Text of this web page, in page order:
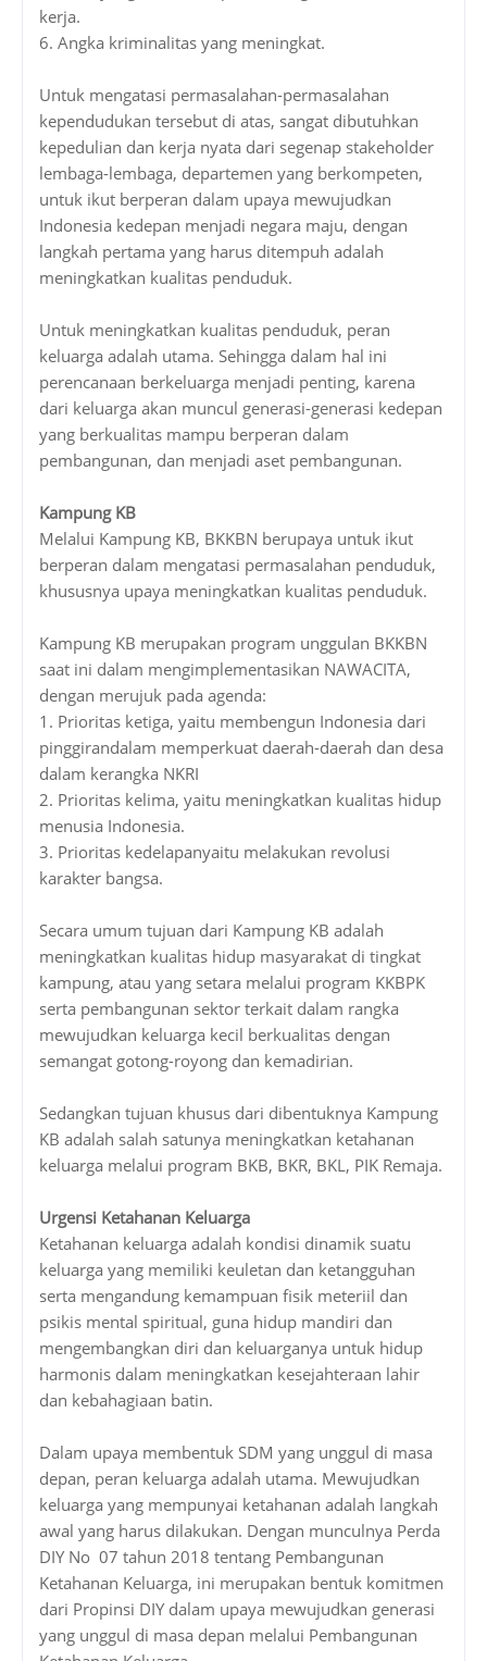
kerja.
6. Angka kriminalitas yang meningkat.
Untuk mengatasi permasalahan-permasalahan
kependudukan tersebut di atas, sangat dibutuhkan
kepedulian dan kerja nyata dari segenap stakeholder
lembaga-lembaga, departemen yang berkompeten,
untuk ikut berperan dalam upaya mewujudkan
Indonesia kedepan menjadi negara maju, dengan
langkah pertama yang harus ditempuh adalah
meningkatkan kualitas penduduk.
Untuk meningkatkan kualitas penduduk, peran
keluarga adalah utama. Sehingga dalam hal ini
perencanaan berkeluarga menjadi penting, karena
dari keluarga akan muncul generasi-generasi kedepan
yang berkualitas mampu berperan dalam
pembangunan, dan menjadi aset pembangunan.
Kampung KB
Melalui Kampung KB, BKKBN berupaya untuk ikut
berperan dalam mengatasi permasalahan penduduk,
khususnya upaya meningkatkan kualitas penduduk.
Kampung KB merupakan program unggulan BKKBN
saat ini dalam mengimplementasikan NAWACITA,
dengan merujuk pada agenda:
1. Prioritas ketiga, yaitu membengun Indonesia dari
pinggirandalam memperkuat daerah-daerah dan desa
dalam kerangka NKRI
2. Prioritas kelima, yaitu meningkatkan kualitas hidup
menusia Indonesia.
3. Prioritas kedelapanyaitu melakukan revolusi
karakter bangsa.
Secara umum tujuan dari Kampung KB adalah
meningkatkan kualitas hidup masyarakat di tingkat
kampung, atau yang setara melalui program KKBPK
serta pembangunan sektor terkait dalam rangka
mewujudkan keluarga kecil berkualitas dengan
semangat gotong-royong dan kemadirian.
Sedangkan tujuan khusus dari dibentuknya Kampung
KB adalah salah satunya meningkatkan ketahanan
keluarga melalui program BKB, BKR, BKL, PIK Remaja.
Urgensi Ketahanan Keluarga
Ketahanan keluarga adalah kondisi dinamik suatu
keluarga yang memiliki keuletan dan ketangguhan
serta mengandung kemampuan fisik meteriil dan
psikis mental spiritual, guna hidup mandiri dan
mengembangkan diri dan keluarganya untuk hidup
harmonis dalam meningkatkan kesejahteraan lahir
dan kebahagiaan batin.
Dalam upaya membentuk SDM yang unggul di masa
depan, peran keluarga adalah utama. Mewujudkan
keluarga yang mempunyai ketahanan adalah langkah
awal yang harus dilakukan. Dengan munculnya Perda
DIY No 07 tahun 2018 tentang Pembangunan
Ketahanan Keluarga, ini merupakan bentuk komitmen
dari Propinsi DIY dalam upaya mewujudkan generasi
yang unggul di masa depan melalui Pembangunan